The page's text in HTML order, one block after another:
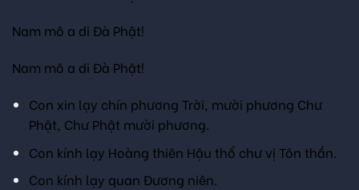
Nam mô a di Đà Phật!
Nam mô a di Đà Phật!
Con xin lạy chín phương Trời, mười phương Chư
Phật, Chư Phật mười phương.
Con kính lạy Hoàng thiên Hậu thổ chư vị Tôn thần.
Con kính lạy quan Đương niên.